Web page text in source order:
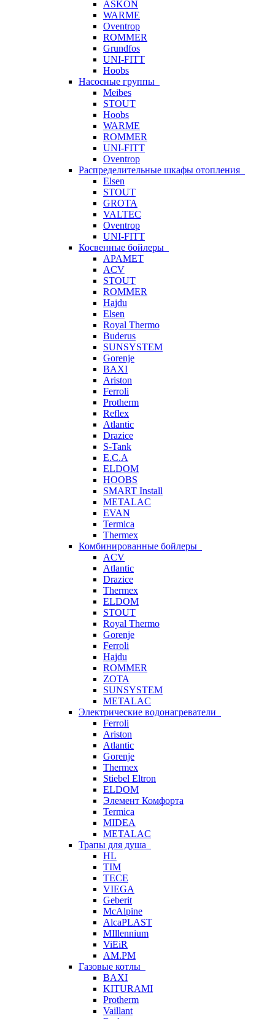
ASKON
WARME
Oventrop
ROMMER
Grundfos
UNI-FITT
Hoobs
Насосные группы
Meibes
STOUT
Hoobs
WARME
ROMMER
UNI-FITT
Oventrop
Распределительные шкафы отопления
Elsen
STOUT
GROTA
VALTEC
Oventrop
UNI-FITT
Косвенные бойлеры
APAMET
ACV
STOUT
ROMMER
Hajdu
Elsen
Royal Thermo
Buderus
SUNSYSTEM
Gorenje
BAXI
Ariston
Ferroli
Protherm
Reflex
Atlantic
Drazice
S-Tank
E.C.A
ELDOM
HOOBS
SMART Install
METALAC
EVAN
Termica
Thermex
Комбинированные бойлеры
ACV
Atlantic
Drazice
Thermex
ELDOM
STOUT
Royal Thermo
Gorenje
Ferroli
Hajdu
ROMMER
ZOTA
SUNSYSTEM
METALAC
Электрические водонагреватели
Ferroli
Ariston
Atlantic
Gorenje
Thermex
Stiebel Eltron
ELDOM
Элемент Комфорта
Termica
MIDEA
METALAC
Трапы для душа
HL
TIM
TECE
VIEGA
Geberit
McAlpine
AlcaPLAST
MIllennium
ViEiR
AM.PM
Газовые котлы
BAXI
KITURAMI
Protherm
Vaillant